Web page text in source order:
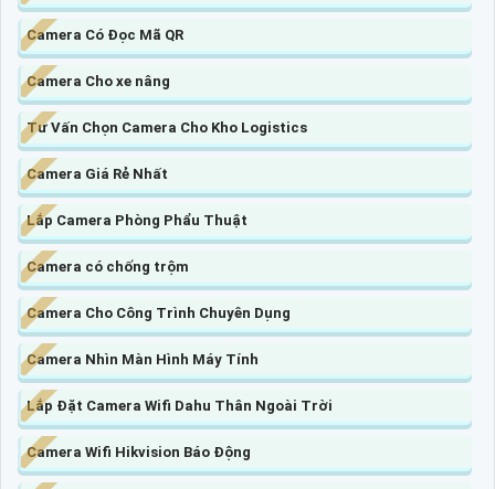
Camera Có Đọc Mã QR
Camera Cho xe nâng
Tư Vấn Chọn Camera Cho Kho Logistics
Camera Giá Rẻ Nhất
Lắp Camera Phòng Phẩu Thuật
Camera có chống trộm
Camera Cho Công Trình Chuyên Dụng
Camera Nhìn Màn Hình Máy Tính
Lắp Đặt Camera Wifi Dahu Thân Ngoài Trời
Camera Wifi Hikvision Báo Động